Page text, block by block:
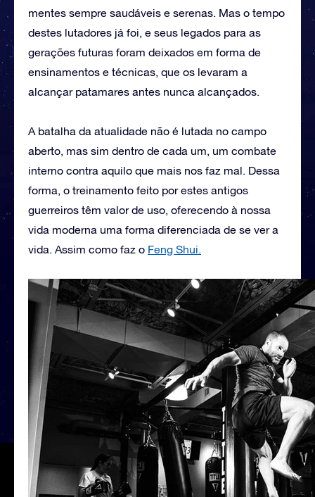
mentes sempre saudáveis e serenas. Mas o tempo
destes lutadores já foi, e seus legados para as
gerações futuras foram deixados em forma de
ensinamentos e técnicas, que os levaram a
alcançar patamares antes nunca alcançados.
A batalha da atualidade não é lutada no campo
aberto, mas sim dentro de cada um, um combate
interno contra aquilo que mais nos faz mal. Dessa
forma, o treinamento feito por estes antigos
guerreiros têm valor de uso, oferecendo à nossa
vida moderna uma forma diferenciada de se ver a
vida. Assim como faz o Feng Shui.